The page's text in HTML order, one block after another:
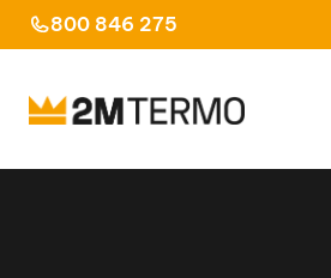
al
800 846 275